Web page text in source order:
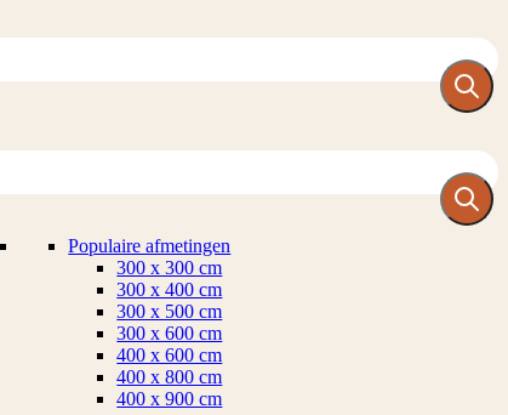
Populaire afmetingen
300 x 300 cm
300 x 400 cm
300 x 500 cm
300 x 600 cm
400 x 600 cm
400 x 800 cm
400 x 900 cm